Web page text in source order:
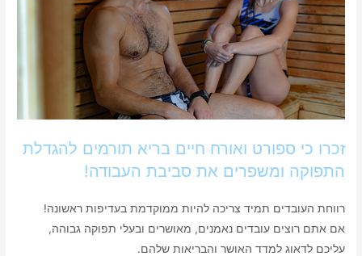
זכרו כי ספורט ואורח חיים בריא תורמים להגדלת
התפוקה ומשפרים את סביבת העבודה!
רווחת העובדים תמיד צריכה להיות ממוקדמת בעדיפות ראשונה!
אם אתם רוצים עובדים נאמנים, מאושרים ובעלי תפוקה גבוהה,
עליכם לדאוג למדד האושר והבריאות שלהם.